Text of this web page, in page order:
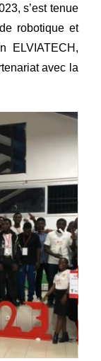
s’est tenue
robotique et
ELVIATECH,
avec la